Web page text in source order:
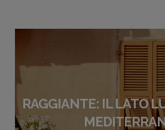
RAGGIANTE: IL LATO